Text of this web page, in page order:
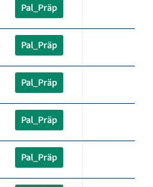
Pal_Präp
Pal_Präp
Pal_Präp
Pal_Präp
Pal_Präp